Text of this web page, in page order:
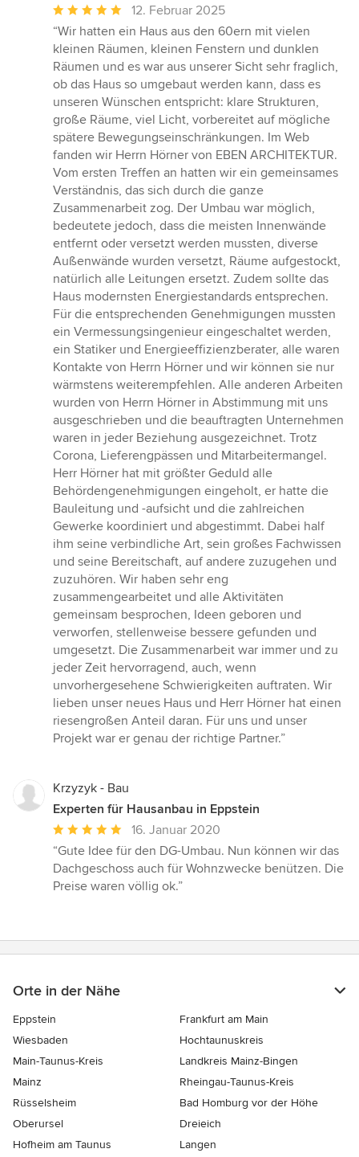
Durchschnittliche
Bewertung:
5
von
5
Sternen
12. Februar 2025
“Wir hatten ein Haus aus den 60ern mit vielen
kleinen Räumen, kleinen Fenstern und dunklen
Räumen und es war aus unserer Sicht sehr fraglich,
ob das Haus so umgebaut werden kann, dass es
unseren Wünschen entspricht: klare Strukturen,
große Räume, viel Licht, vorbereitet auf mögliche
spätere Bewegungseinschränkungen. Im Web
fanden wir Herrn Hörner von EBEN ARCHITEKTUR.
Vom ersten Treffen an hatten wir ein gemeinsames
Verständnis, das sich durch die ganze
Zusammenarbeit zog. Der Umbau war möglich,
bedeutete jedoch, dass die meisten Innenwände
entfernt oder versetzt werden mussten, diverse
Außenwände wurden versetzt, Räume aufgestockt,
natürlich alle Leitungen ersetzt. Zudem sollte das
Haus modernsten Energiestandards entsprechen.
Für die entsprechenden Genehmigungen mussten
ein Vermessungsingenieur eingeschaltet werden,
ein Statiker und Energieeffizienzberater, alle waren
Kontakte von Herrn Hörner und wir können sie nur
wärmstens weiterempfehlen. Alle anderen Arbeiten
wurden von Herrn Hörner in Abstimmung mit uns
ausgeschrieben und die beauftragten Unternehmen
waren in jeder Beziehung ausgezeichnet. Trotz
Corona, Lieferengpässen und Mitarbeitermangel.
Herr Hörner hat mit größter Geduld alle
Behördengenehmigungen eingeholt, er hatte die
Bauleitung und -aufsicht und die zahlreichen
Gewerke koordiniert und abgestimmt. Dabei half
ihm seine verbindliche Art, sein großes Fachwissen
und seine Bereitschaft, auf andere zuzugehen und
zuzuhören. Wir haben sehr eng
zusammengearbeitet und alle Aktivitäten
gemeinsam besprochen, Ideen geboren und
verworfen, stellenweise bessere gefunden und
umgesetzt. Die Zusammenarbeit war immer und zu
jeder Zeit hervorragend, auch, wenn
unvorhergesehene Schwierigkeiten auftraten. Wir
lieben unser neues Haus und Herr Hörner hat einen
riesengroßen Anteil daran. Für uns und unser
Projekt war er genau der richtige Partner.”
Krzyzyk - Bau
Experten für Hausanbau in Eppstein
Durchschnittliche
Bewertung:
5
von
16. Januar 2020
“Gute Idee für den DG-Umbau. Nun können wir das
Dachgeschoss auch für Wohnzwecke benützen. Die
Preise waren völlig ok.”
Orte in der Nähe
Eppstein
Frankfurt am Main
Wiesbaden
Hochtaunuskreis
Main-Taunus-Kreis
Landkreis Mainz-Bingen
Mainz
Rheingau-Taunus-Kreis
Rüsselsheim
Bad Homburg vor der Höhe
Oberursel
Dreieich
Hofheim am Taunus
Langen